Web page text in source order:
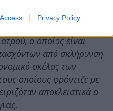
Privacy Policy
και ότι ουδεμία
ο οποίος είναι
από σκλήρυνση
σκέλος των
οποίους φρόντιζε με
αποκλειστικά ο